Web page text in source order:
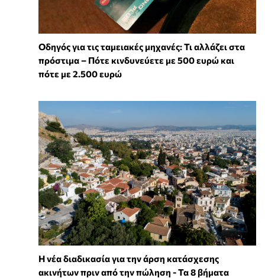
Οδηγός για τις ταμειακές μηχανές: Τι αλλάζει στα
πρόστιμα – Πότε κινδυνεύετε με 500 ευρώ και
πότε με 2.500 ευρώ
Η νέα διαδικασία για την άρση κατάσχεσης
ακινήτων πριν από την πώληση - Τα 8 βήματα